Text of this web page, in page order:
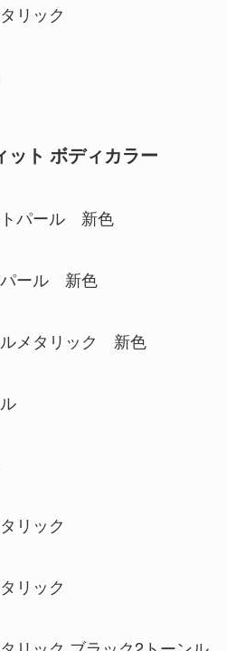
リック
ット ボディカラー
トパール 新色
パール 新色
メタリック 新色
リック
リック